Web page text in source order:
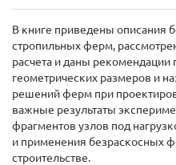
В книге приведены описания
стропильных ферм,
расчета и даны
геометрических размеров и
решений ферм при
важные результаты
фрагментов узлов под
и применения безраскосных
строительстве.